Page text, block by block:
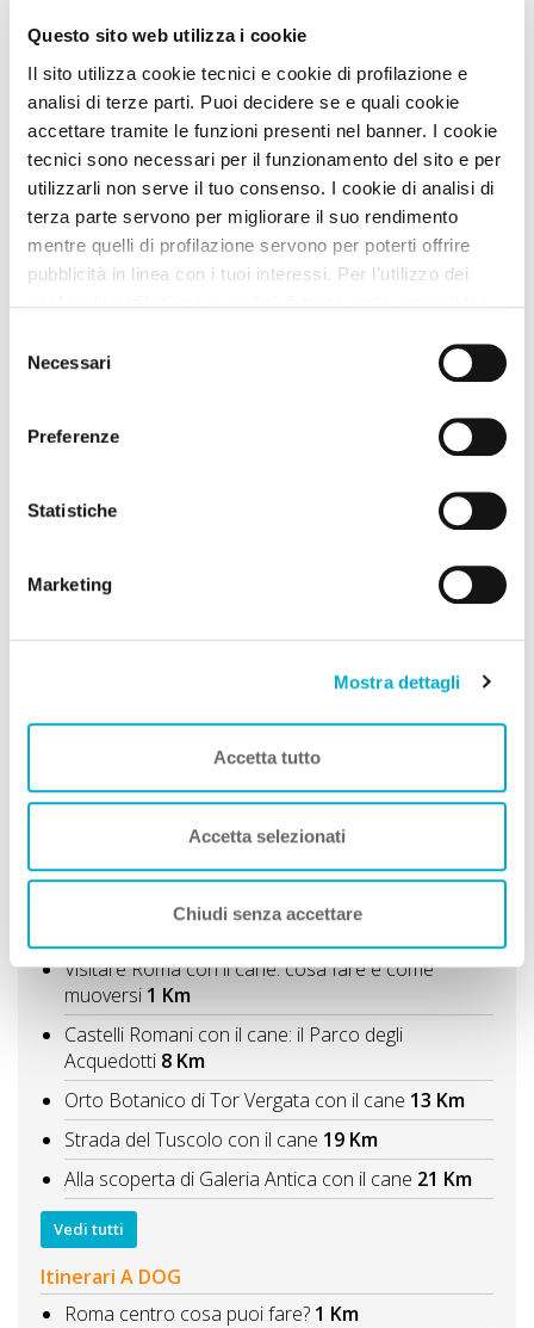
Questo sito web utilizza i cookie
Il sito utilizza cookie tecnici e cookie di profilazione e
analisi di terze parti. Puoi decidere se e quali cookie
accettare tramite le funzioni presenti nel banner. I cookie
tecnici sono necessari per il funzionamento del sito e per
utilizzarli non serve il tuo consenso. I cookie di analisi di
terza parte servono per migliorare il suo rendimento
mentre quelli di profilazione servono per poterti offrire
pubblicità in linea con i tuoi interessi. Per l’utilizzo dei
senza accettare” verranno installati solo i cookie tecnici.
Cliccando il pulsante “Accetta tutto” acconsenti all’utilizzo
di tutti i cookie. Cliccando il pulsante “mostra dettagli”
troverai le varie categorie di cookie e potrai accettare o
tue scelte. Puoi modificare le tue scelte in ogni momento.
delNecessari
Preferenze
Statistiche
Marketing
Mostra dettagli
Accetta tutto
Accetta selezionati
Chiudi senza accettare
Social della Struttura
Per chi ama viaggiare con il proprio cane il Lazio è una
meta che offre molte soluzioni turistiche diversificate,
Visitare Roma con il cane: cosa fare e come
muoversi 1 Km
Castelli Romani con il cane: il Parco degli
Acquedotti 8 Km
Orto Botanico di Tor Vergata con il cane 13 Km
Strada del Tuscolo con il cane 19 Km
Alla scoperta di Galeria Antica con il cane 21 Km
Vedi tutti
Itinerari A DOG
Roma centro cosa puoi fare? 1 Km